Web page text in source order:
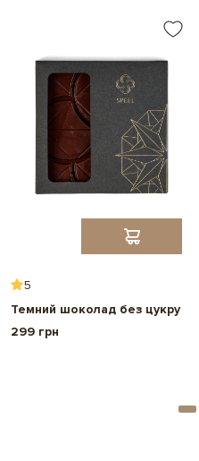
5
Темний шоколад без цукру
299 грн